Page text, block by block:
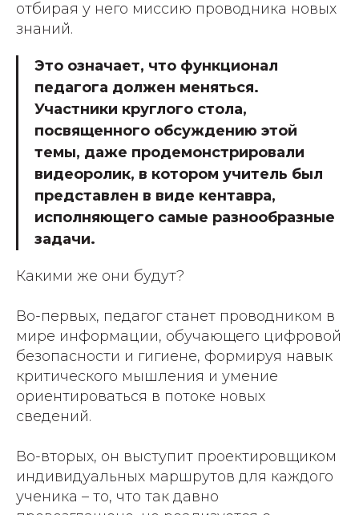
отбирая у него миссию проводника новых
знаний.
Это означает, что функционал
педагога должен меняться.
Участники круглого стола,
посвященного обсуждению этой
темы, даже продемонстрировали
видеоролик, в котором учитель был
представлен в виде кентавра,
исполняющего самые разнообразные
задачи.
Какими же они будут?
Во-первых, педагог станет проводником в
мире информации, обучающего цифровой
безопасности и гигиене, формируя навык
критического мышления и умение
ориентироваться в потоке новых
сведений.
Во-вторых, он выступит проектировщиком
индивидуальных маршрутов для каждого
ученика – то, что так давно